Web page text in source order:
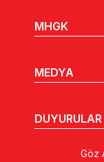
MHGK
MEDYA
DUYURULAR
Göz